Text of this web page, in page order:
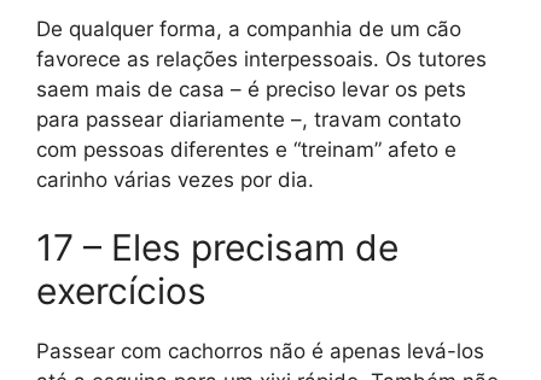
De qualquer forma, a companhia de um cão
favorece as relações interpessoais. Os tutores
saem mais de casa – é preciso levar os pets
para passear diariamente –, travam contato
com pessoas diferentes e “treinam” afeto e
carinho várias vezes por dia.
17 – Eles precisam de
exercícios
Passear com cachorros não é apenas levá-los